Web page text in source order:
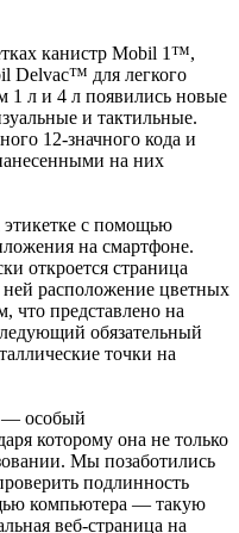
канистр Mobil 1™,
для легкого
1 л и 4 л появились новые
и тактильные.
12-значного кода и
на них
с помощью
на смартфоне.
откроется страница
расположение цветных
что представлено на
обязательный
точки на
— особый
которому она не только
Мы позаботились
подлинность
компьютера — такую
веб-страница на